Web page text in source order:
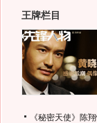
王牌栏目
《秘密天使》陈